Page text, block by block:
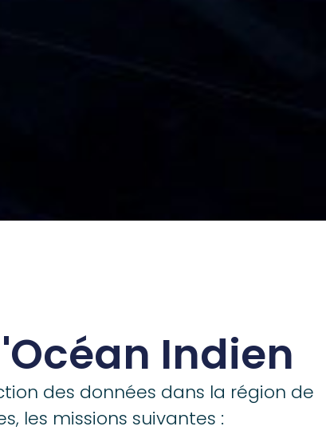
Indien
des données dans la région de
les missions suivantes :